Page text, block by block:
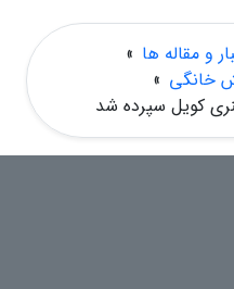
و مقاله ها »
خانگی »
کویل سپرده شد